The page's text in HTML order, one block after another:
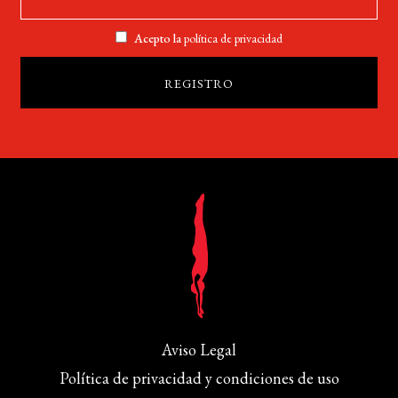
Acepto lapolítica de privacidad
Aviso Legal
Política de privacidad y condiciones de uso